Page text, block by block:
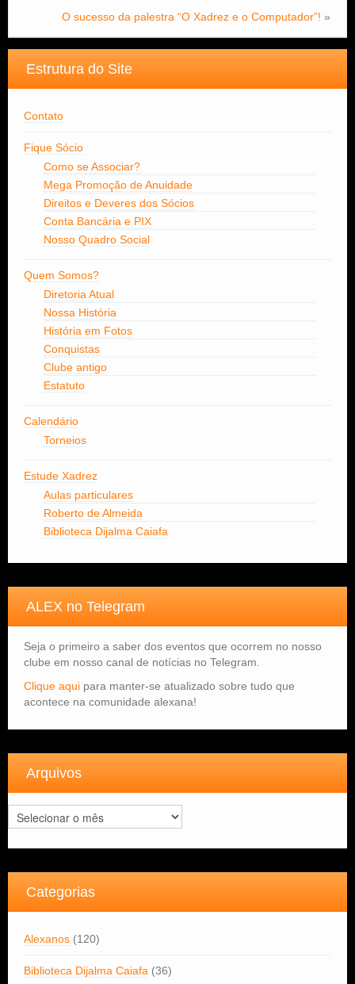
O sucesso da palestra “O Xadrez e o Computador”! »
Estrutura do Site
Contato
Fique Sócio
Como se Associar?
Mega Promoção de Anuidade
Direitos e Deveres dos Sócios
Conta Bancária e PIX
Nosso Quadro Social
Quem Somos?
Diretoria Atual
Nossa História
História em Fotos
Conquistas
Clube antigo
Estatuto
Calendário
Torneios
Estude Xadrez
Aulas particulares
Roberto de Almeida
Biblioteca Dijalma Caiafa
ALEX no Telegram
Seja o primeiro a saber dos eventos que ocorrem no nosso
clube em nosso canal de notícias no Telegram.
Clique aqui para manter-se atualizado sobre tudo que
acontece na comunidade alexana!
Arquivos
Arquivos
Categorias
Alexanos (120)
Biblioteca Dijalma Caiafa (36)